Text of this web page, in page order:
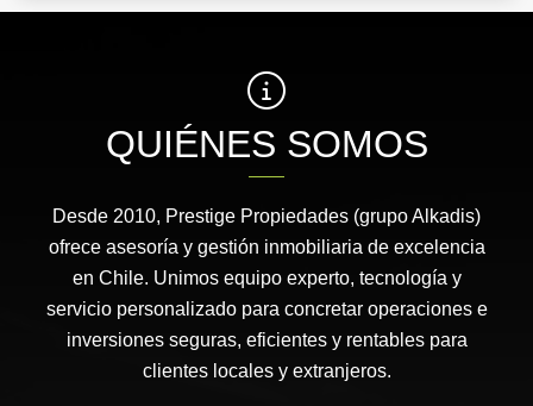
QUIÉNES SOMOS
Desde 2010, Prestige Propiedades (grupo Alkadis)
ofrece asesoría y gestión inmobiliaria de excelencia
en Chile. Unimos equipo experto, tecnología y
servicio personalizado para concretar operaciones e
inversiones seguras, eficientes y rentables para
clientes locales y extranjeros.